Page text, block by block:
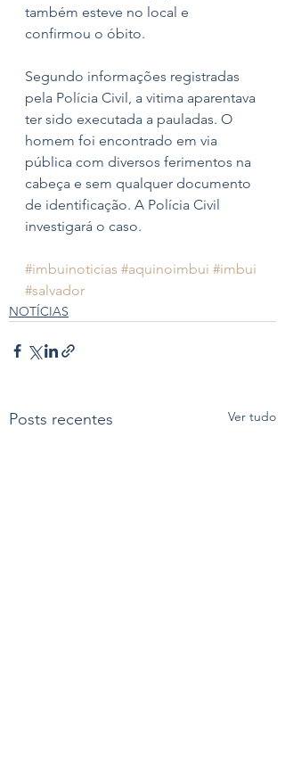
também esteve no local e
confirmou o óbito.
Segundo informações registradas
pela Polícia Civil, a vitima aparentava
ter sido executada a pauladas. O
homem foi encontrado em via
pública com diversos ferimentos na
cabeça e sem qualquer documento
de identificação. A Polícia Civil
investigará o caso.
#imbuinoticias #aquinoimbui #imbui
#salvador
NOTÍCIAS
Posts recentes Ver tudo